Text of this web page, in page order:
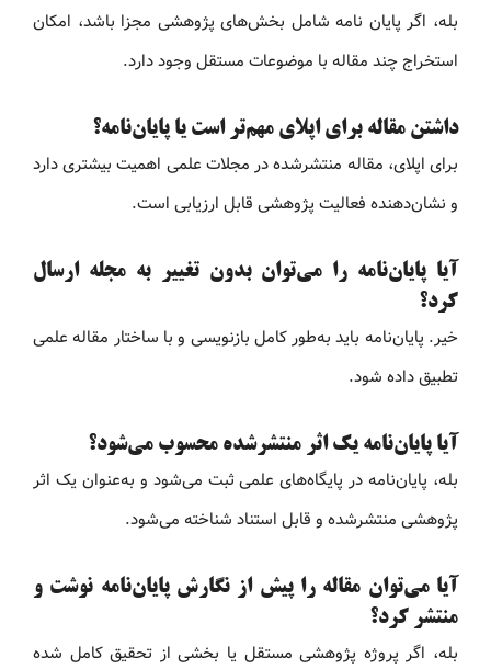
بله، اگر پایان نامه شامل بخش‌های پژوهشی مجزا باشد، امکان
استخراج چند مقاله با موضوعات مستقل وجود دارد.
داشتن مقاله برای اپلای مهم‌تر است یا پایان‌نامه؟
برای اپلای، مقاله منتشرشده در مجلات علمی اهمیت بیشتری دارد
و نشان‌دهنده فعالیت پژوهشی قابل ارزیابی است.
آیا پایان‌نامه را می‌توان بدون تغییر به مجله ارسال
کرد؟
خیر. پایان‌نامه باید به‌طور کامل بازنویسی و با ساختار مقاله علمی
تطبیق داده شود.
آیا پایان‌نامه یک اثر منتشرشده محسوب می‌شود؟
بله، پایان‌نامه در پایگاه‌های علمی ثبت می‌شود و به‌عنوان یک اثر
پژوهشی منتشرشده و قابل استناد شناخته می‌شود.
آیا می‌توان مقاله را پیش از نگارش پایان‌نامه نوشت و
منتشر کرد؟
بله، اگر پروژه پژوهشی مستقل یا بخشی از تحقیق کامل شده